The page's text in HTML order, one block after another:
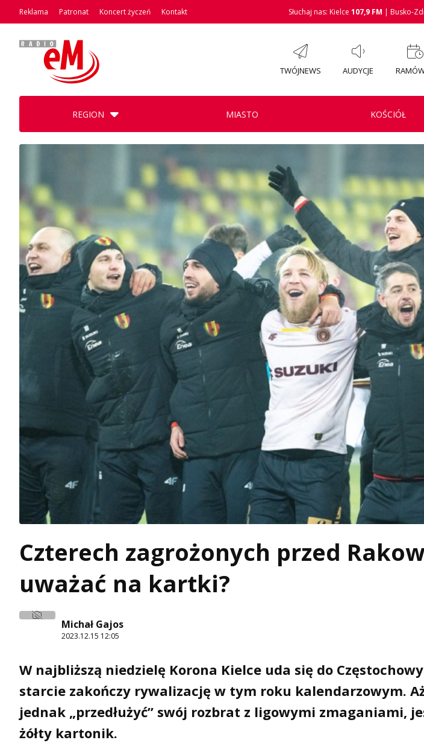
Reklama Patronat Koncert życzeń Kontakt Słuchaj nas: Kielce 107,9 FM | Busko-
TWÓJNEWS AUDYCJE
REGION MIASTO KOŚCIÓŁ
Czterech zagrożonych przed
uważać na kartki?
Michał Gajos
2023.12.15 12:05
W najbliższą niedzielę Korona Kielce uda się do
starcie zakończy rywalizację w tym roku kalendarzowym.
jednak „przedłużyć” swój rozbrat z ligowymi zmaganiami,
żółty kartonik.